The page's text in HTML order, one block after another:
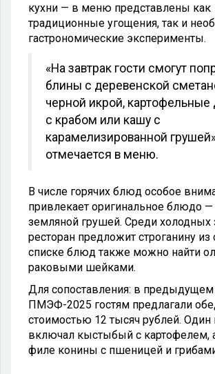
кухни — в меню представлены как
традиционные угощения, так и
гастрономические эксперименты.
«На завтрак гости смогут
блины с деревенской
черной икрой, картофельные
с крабом или кашу с
карамелизированной
отмечается в меню.
В числе горячих блюд особое
привлекает оригинальное блюдо —
земляной грушей. Среди холодных
ресторан предложит строганину из
списке блюд также можно найти
раковыми шейками.
Для сопоставления: в предыдущем
ПМЭФ-2025 гостям предлагали
стоимостью 12 тысяч рублей. Один
включал кыстыбый с картофелем,
филе конины с пшеницей и